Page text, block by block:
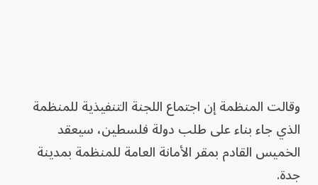
وقالت المنظمة إن اجتماع اللجنة التنفيذية للمنظمة
الذي جاء بناء على طلب دولة فلسطين، سيعقد
الخميس القادم بمقر الأمانة العامة للمنظمة بمدينة
جدة.